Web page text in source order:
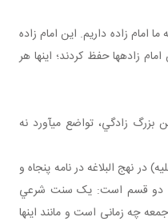
ما امام زاده داريم. اين امام زاده
زاده ها حفظ کردند؛ اينها هر
بزرگ زادگي، تواضع مي آورد نه
در نهج البلاغه در نامه پنجاه و
دو قسم است: يک سنت شرعي
چه زمانی است و مانند اينها